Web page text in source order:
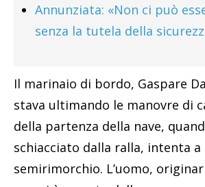
Annunziata: «Non ci può
senza la tutela della
Il marinaio di bordo, Gaspare
stava ultimando le manovre di
della partenza della nave,
schiacciato dalla ralla, intenta
semirimorchio. L’uomo,